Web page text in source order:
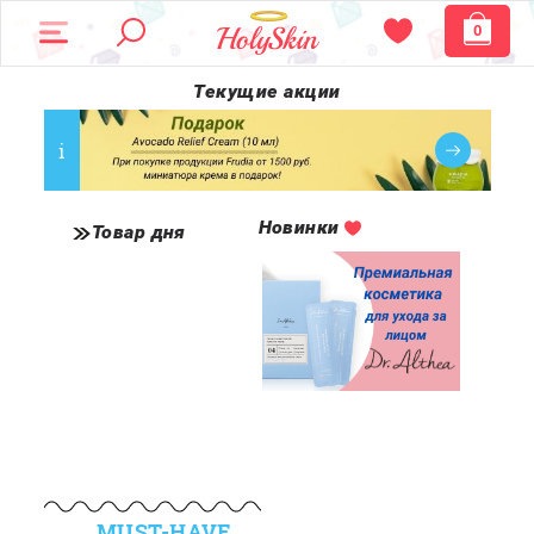
0
Текущие акции
i
Товар дня Новинки